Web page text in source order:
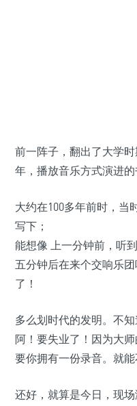
前一阵子，翻出了大学
年，播放音乐方式演进的
大约在100多年前时，当
写下；
能想像 上一分钟前，听
五分钟后在来个交响乐
了！
多么划时代的发明。不
阿！要失业了！因为大
要你拥有一份录音。就能
还好，就算是今日，现